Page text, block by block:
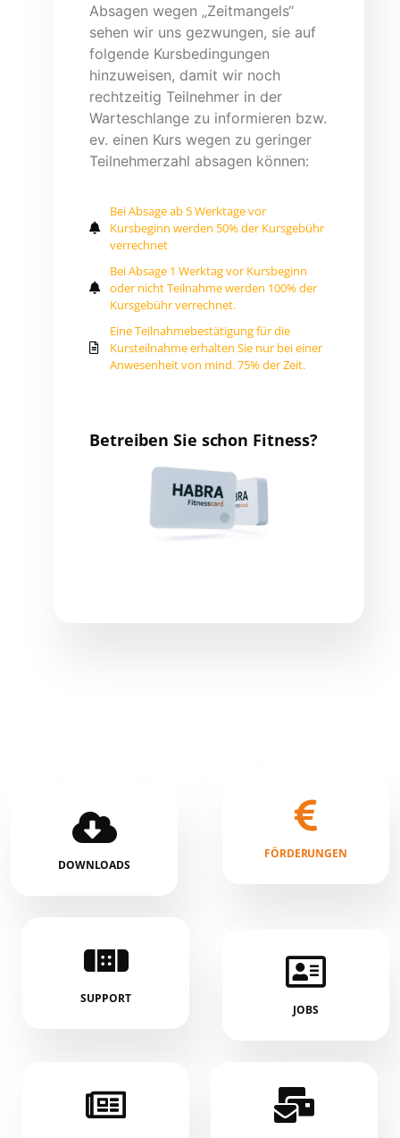
Absagen wegen „Zeitmangels“
sehen wir uns gezwungen, sie auf
folgende Kursbedingungen
hinzuweisen, damit wir noch
rechtzeitig Teilnehmer in der
Warteschlange zu informieren bzw.
ev. einen Kurs wegen zu geringer
Teilnehmerzahl absagen können:
Bei Absage ab 5 Werktage vor
Kursbeginn werden 50% der Kursgebühr
verrechnet
Bei Absage 1 Werktag vor Kursbeginn
oder nicht Teilnahme werden 100% der
Kursgebühr verrechnet.
Eine Teilnahmebestätigung für die
Kursteilnahme erhalten Sie nur bei einer
Anwesenheit von mind. 75% der Zeit.
Betreiben Sie schon Fitness?
DOWNLOADS
FÖRDERUNGEN
SUPPORT
JOBS